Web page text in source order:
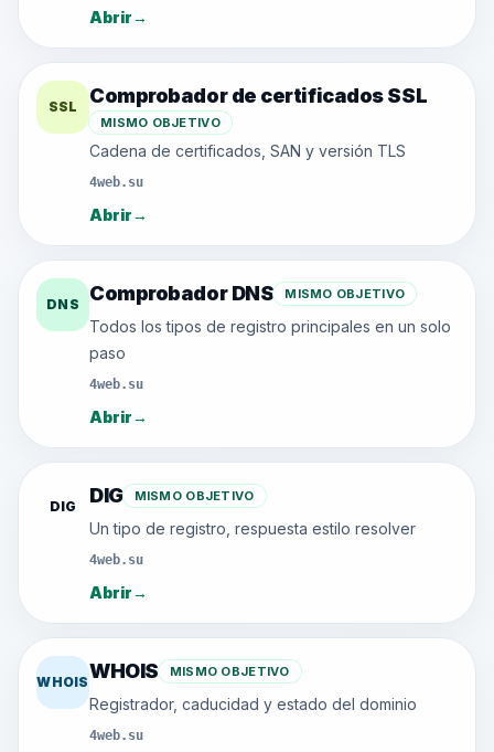
Abrir→
SSL Comprobador de certificados SSL
MISMO OBJETIVO
Cadena de certificados, SAN y versión TLS
4web.su
Abrir→
DNS Comprobador DNS MISMO OBJETIVO
Todos los tipos de registro principales en un solo
paso
4web.su
Abrir→
DIG DIG MISMO OBJETIVO
Un tipo de registro, respuesta estilo resolver
4web.su
Abrir→
WHOISWHOIS MISMO OBJETIVO
Registrador, caducidad y estado del dominio
4web.su